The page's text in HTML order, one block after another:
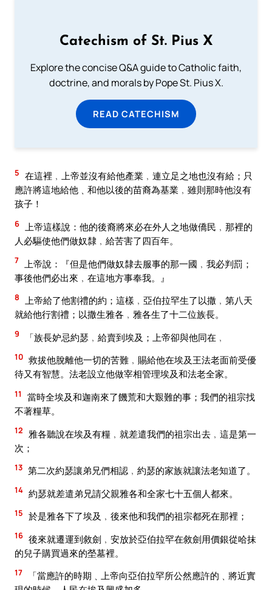
Catechism of St. Pius X
Explore the concise Q&A guide to Catholic faith,
doctrine, and morals by Pope St. Pius X.
READ CATECHISM
5 在這裡﹐上帝並沒有給他產業﹐連立足之地也沒有給；只
應許將這地給他﹑和他以後的苗裔為基業﹐雖則那時他沒有
孩子！
6 上帝這樣說：他的後裔將來必在外人之地做僑民﹐那裡的
人必驅使他們做奴隸﹐給苦害了四百年。
7
上帝說：『但是他們做奴隸去服事的那一國﹐我必判罰；
事後他們必出來﹐在這地方事奉我。』
8 上帝給了他割禮的約；這樣﹐亞伯拉罕生了以撒﹐第八天
就給他行割禮；以撒生雅各﹐雅各生了十二位族長。
9 「族長妒忌約瑟﹐給賣到埃及；上帝卻與他同在﹐
10 救拔他脫離他一切的苦難﹐賜給他在埃及王法老面前受優
待又有智慧。法老設立他做宰相管理埃及和法老全家。
11
當時全埃及和迦南來了饑荒和大艱難的事；我們的祖宗找
不著糧草。
12
雅各聽說在埃及有糧﹐就差遣我們的祖宗出去﹐這是第一
次；
13 第二次約瑟讓弟兄們相認﹐約瑟的家族就讓法老知道了。
14 約瑟就差遣弟兄請父親雅各和全家七十五個人都來。
15 於是雅各下了埃及﹐後來他和我們的祖宗都死在那裡；
16 後來就遷運到敘劍﹐安放於亞伯拉罕在敘劍用價銀從哈抹
的兒子購買過來的塋墓裡。
17
「當應許的時期﹑上帝向亞伯拉罕所公然應許的﹑將近實